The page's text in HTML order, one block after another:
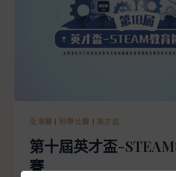
全港賽 科學比賽 英才盃
第十屆英才盃-
賽